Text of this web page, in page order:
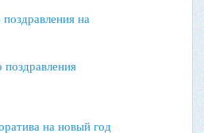
на
на новый год